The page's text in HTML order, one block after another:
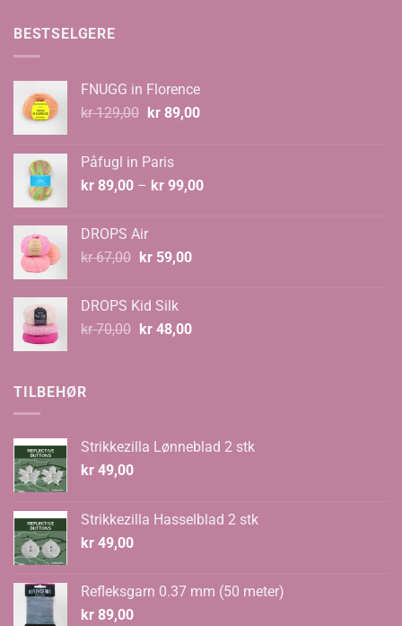
BESTSELGERE
FNUGG in Florence
kr129,00 Opprinnelig
kr 129,00.
kr89,00Nåværende
Påfugl in Paris
kr 89,00 – kr 99,00Prisområde:
DROPS Air
kr67,00 Opprinnelig
kr 67,00.
kr59,00Nåværende
DROPS Kid Silk
kr70,00 Opprinnelig
kr48,00Nåværende
TILBEHØR
Strikkezilla Lønneblad 2 stk
kr 49,00
Strikkezilla Hasselblad 2 stk
kr 49,00
Refleksgarn 0.37 mm (50 meter)
kr 89,00